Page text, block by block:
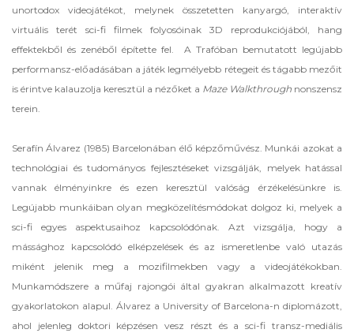
unortodox videojátékot, melynek összetetten kanyargó, interaktív
virtuális terét sci-fi filmek folyosóinak 3D reprodukciójából, hang
effektekből és zenéből építette fel. A Trafóban bemutatott legújabb
performansz-előadásában a játék legmélyebb rétegeit és tágabb mezőit
is érintve kalauzolja keresztül a nézőket a Maze Walkthrough nonszensz
terein.
Serafín Álvarez (1985) Barcelonában élő képzőművész. Munkái azokat a
technológiai és tudományos fejlesztéseket vizsgálják, melyek hatással
vannak élményinkre és ezen keresztül valóság érzékelésünkre is.
Legújabb munkáiban olyan megközelítésmódokat dolgoz ki, melyek a
sci-fi egyes aspektusaihoz kapcsolódónak. Azt vizsgálja, hogy a
mássághoz kapcsolódó elképzelések és az ismeretlenbe való utazás
miként jelenik meg a mozifilmekben vagy a videojátékokban.
Munkamódszere a műfaj rajongói által gyakran alkalmazott kreatív
gyakorlatokon alapul. Álvarez a University of Barcelona-n diplomázott,
ahol jelenleg doktori képzésen vesz részt és a sci-fi transz-mediális